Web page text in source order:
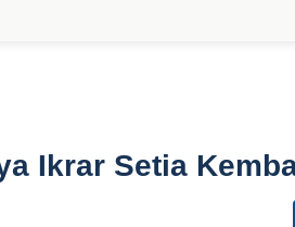
Ikrar Setia